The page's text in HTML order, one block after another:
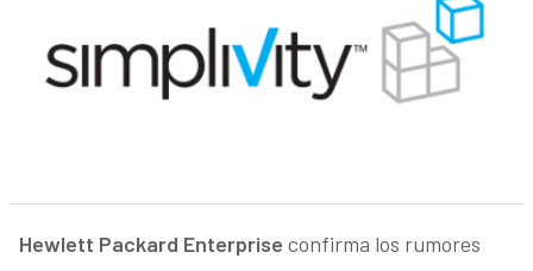
Hewlett Packard Enterprise confirma los rumores